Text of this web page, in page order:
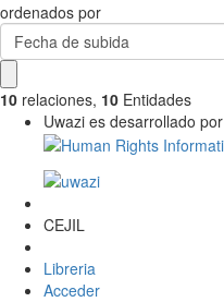
ordenados por
Fecha de subida
10 relaciones, 10 Entidades
Uwazi es desarrollado por
CEJIL
Libreria
Acceder